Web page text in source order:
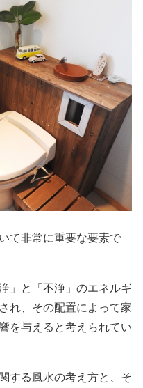
て非常に重要な要素で
」と「不浄」のエネルギ
れ、その配置によって家
を与えると考えられてい
する風水の考え方と、そ